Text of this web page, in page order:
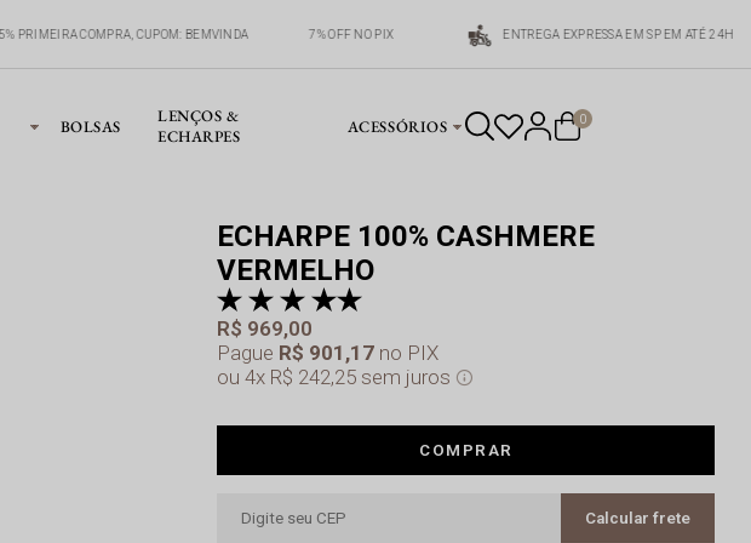
5% PRIMEIRA COMPRA, CUPOM: BEMVINDA 7% OFF NO PIX ENTREGA EXPRESSA EM SP EM ATÉ 24H
BOLSAS
LENÇOS &
ECHARPES
ACESSÓRIOS 0
ECHARPE 100% CASHMERE
VERMELHO
Pague R$ 901,17 no PIX
R$ 969,00
4x R$ 242,25 sem juros
COMPRAR
Calcular frete